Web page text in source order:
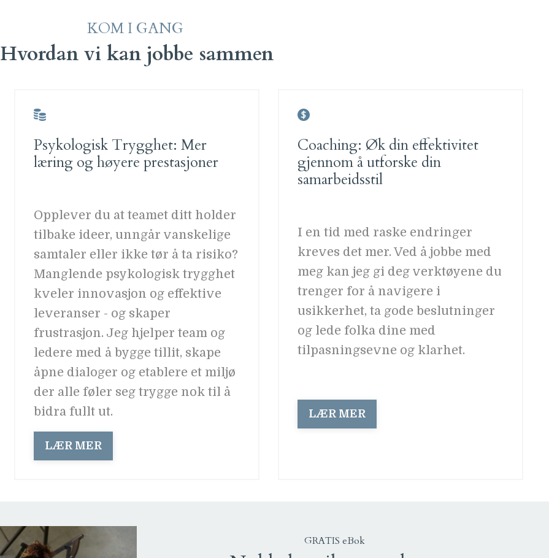
KOM I GANG
Hvordan vi kan jobbe sammen
Psykologisk Trygghet: Mer
læring og høyere prestasjoner
Opplever du at teamet ditt holder
tilbake ideer, unngår vanskelige
samtaler eller ikke tør å ta risiko?
Manglende psykologisk trygghet
kveler innovasjon og effektive
leveranser - og skaper
frustrasjon. Jeg hjelper team og
ledere med å bygge tillit, skape
åpne dialoger og etablere et miljø
der alle føler seg trygge nok til å
bidra fullt ut.
LÆR MER
Coaching: Øk din effektivitet
gjennom å utforske din
samarbeidsstil
I en tid med raske endringer
kreves det mer. Ved å jobbe med
meg kan jeg gi deg verktøyene du
trenger for å navigere i
usikkerhet, ta gode beslutninger
og lede folka dine med
tilpasningsevne og klarhet.
LÆR MER
GRATIS eBok